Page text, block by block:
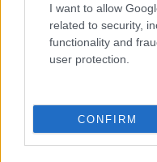
I want to allow
related to security,
functionality and
user protection.
CONFIRM
στο σπίτι του και
κυνηγετική
Οι πληροφορίες
του με την οποία
πέθανε και